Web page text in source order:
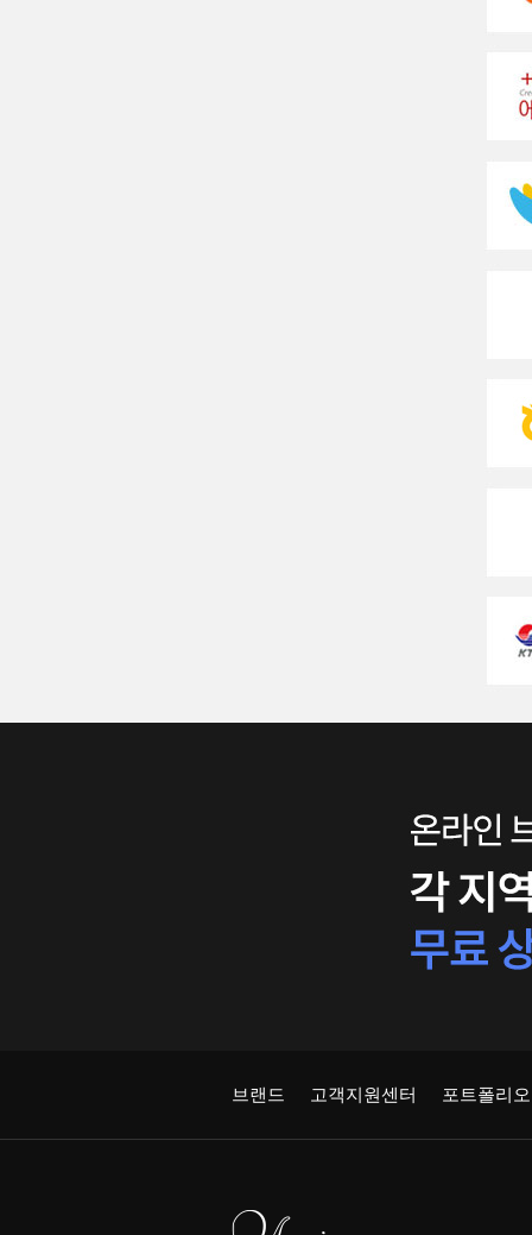
브랜드 고객지원센터 포트폴리오